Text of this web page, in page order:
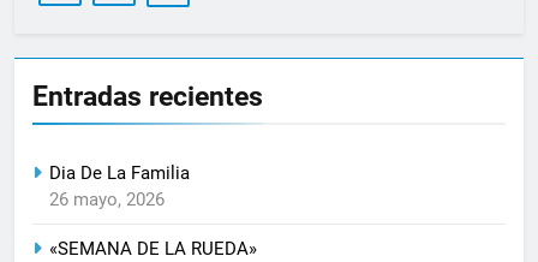
Entradas recientes
Dia De La Familia
26 mayo, 2026
«SEMANA DE LA RUEDA»